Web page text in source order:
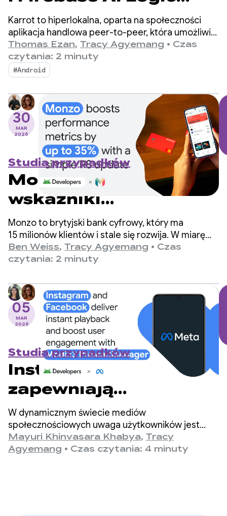
firma Karrot
zwiększyła sprzedaż
dzięki wbudowanej
funkcji tłumaczenia
w mniej niż 2 tygodnie
Karrot to hiperlokalna, oparta na społeczności
aplikacja handlowa peer-to-peer, która umożliwia
użytkownikom kupowanie, sprzedawanie
i wymienianie produktów z innymi
zweryfikowanymi użytkownikami. Od momentu
uruchomienia w 2015 roku w Korei Południowej
platforma rozszerzyła swoją działalność na rynki
globalne i zgromadziła ponad 43 miliony
zarejestrowanych użytkowników.
Thomas Ezan, Tracy Agyemang • Czas
czytania: 2 minuty
#Android
30
MAR
2026
Studia przypadków
Monzo zwiększa
wskaźniki
skuteczności nawet
o 35% dzięki prostej
aktualizacji R8
Monzo to brytyjski bank cyfrowy, który ma
15 milionów klientów i stale się rozwija. W miarę
rozwoju aplikacji zespół inżynierów uznał czas
uruchamiania aplikacji za kluczowy obszar
to wymagało znacznych zmian w bazie kodu.
Ben Weiss, Tracy Agyemang • Czas
czytania: 2 minuty
05
MAR
2026
Studia przypadków
Instagram i Facebook
zapewniają
natychmiastowe
odtwarzanie
i zwiększają
W dynamicznym świecie mediów
społecznościowych uwaga użytkowników jest
szybko przyciągana lub tracona. Aplikacje Meta
(Facebook i Instagram) należą do największych
Mayuri Khinvasara Khabya, Tracy
Agyemang • Czas czytania: 4 minuty